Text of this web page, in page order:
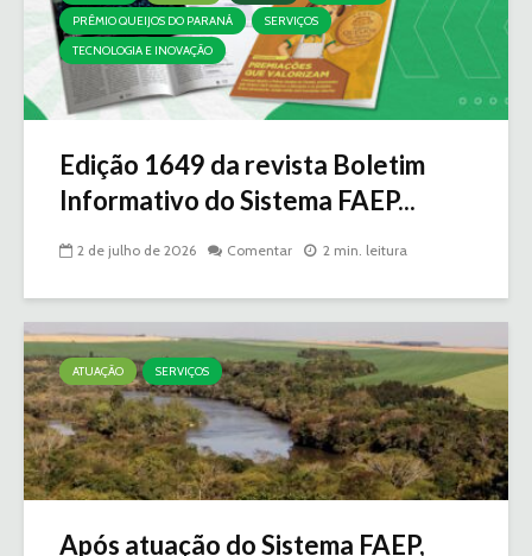
PRÊMIO QUEIJOS DO PARANÁ
SERVIÇOS
TECNOLOGIA E INOVAÇÃO
Edição 1649 da revista Boletim
Informativo do Sistema FAEP...
2 de julho de 2026 Comentar 2 min. leitura
ATUAÇÃO SERVIÇOS
Após atuação do Sistema FAEP,